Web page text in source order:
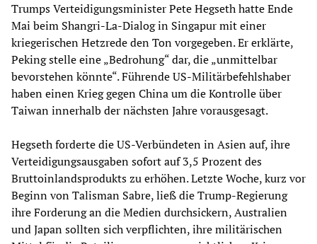
Trumps Verteidigungsminister Pete Hegseth hatte Ende
Mai beim Shangri-La-Dialog in Singapur mit einer
kriegerischen Hetzrede den Ton vorgegeben. Er erklärte,
Peking stelle eine „Bedrohung“ dar, die „unmittelbar
bevorstehen könnte“. Führende US-Militärbefehlshaber
haben einen Krieg gegen China um die Kontrolle über
Taiwan innerhalb der nächsten Jahre vorausgesagt.
Hegseth forderte die US-Verbündeten in Asien auf, ihre
Verteidigungsausgaben sofort auf 3,5 Prozent des
Bruttoinlandsprodukts zu erhöhen. Letzte Woche, kurz vor
Beginn von Talisman Sabre, ließ die Trump-Regierung
ihre Forderung an die Medien durchsickern, Australien
und Japan sollten sich verpflichten, ihre militärischen